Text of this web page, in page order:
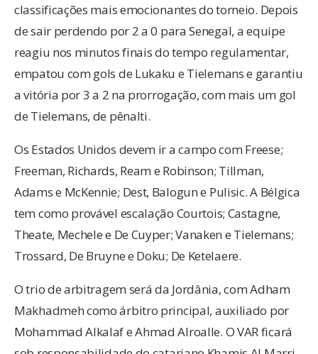
classificações mais emocionantes do torneio. Depois
de sair perdendo por 2 a 0 para Senegal, a equipe
reagiu nos minutos finais do tempo regulamentar,
empatou com gols de Lukaku e Tielemans e garantiu
a vitória por 3 a 2 na prorrogação, com mais um gol
de Tielemans, de pênalti.
Os Estados Unidos devem ir a campo com Freese;
Freeman, Richards, Ream e Robinson; Tillman,
Adams e McKennie; Dest, Balogun e Pulisic. A Bélgica
tem como provável escalação Courtois; Castagne,
Theate, Mechele e De Cuyper; Vanaken e Tielemans;
Trossard, De Bruyne e Doku; De Ketelaere.
O trio de arbitragem será da Jordânia, com Adham
Makhadmeh como árbitro principal, auxiliado por
Mohammad Alkalaf e Ahmad Alroalle. O VAR ficará